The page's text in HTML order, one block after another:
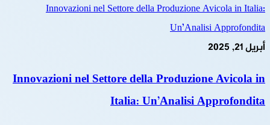
Innovazioni nel Settore della Produzione Avicola in Italia:
Un’Analisi Approfondita
أبريل 21, 2025
Innovazioni nel Settore della Produzione Avicola in
Italia: Un’Analisi Approfondita